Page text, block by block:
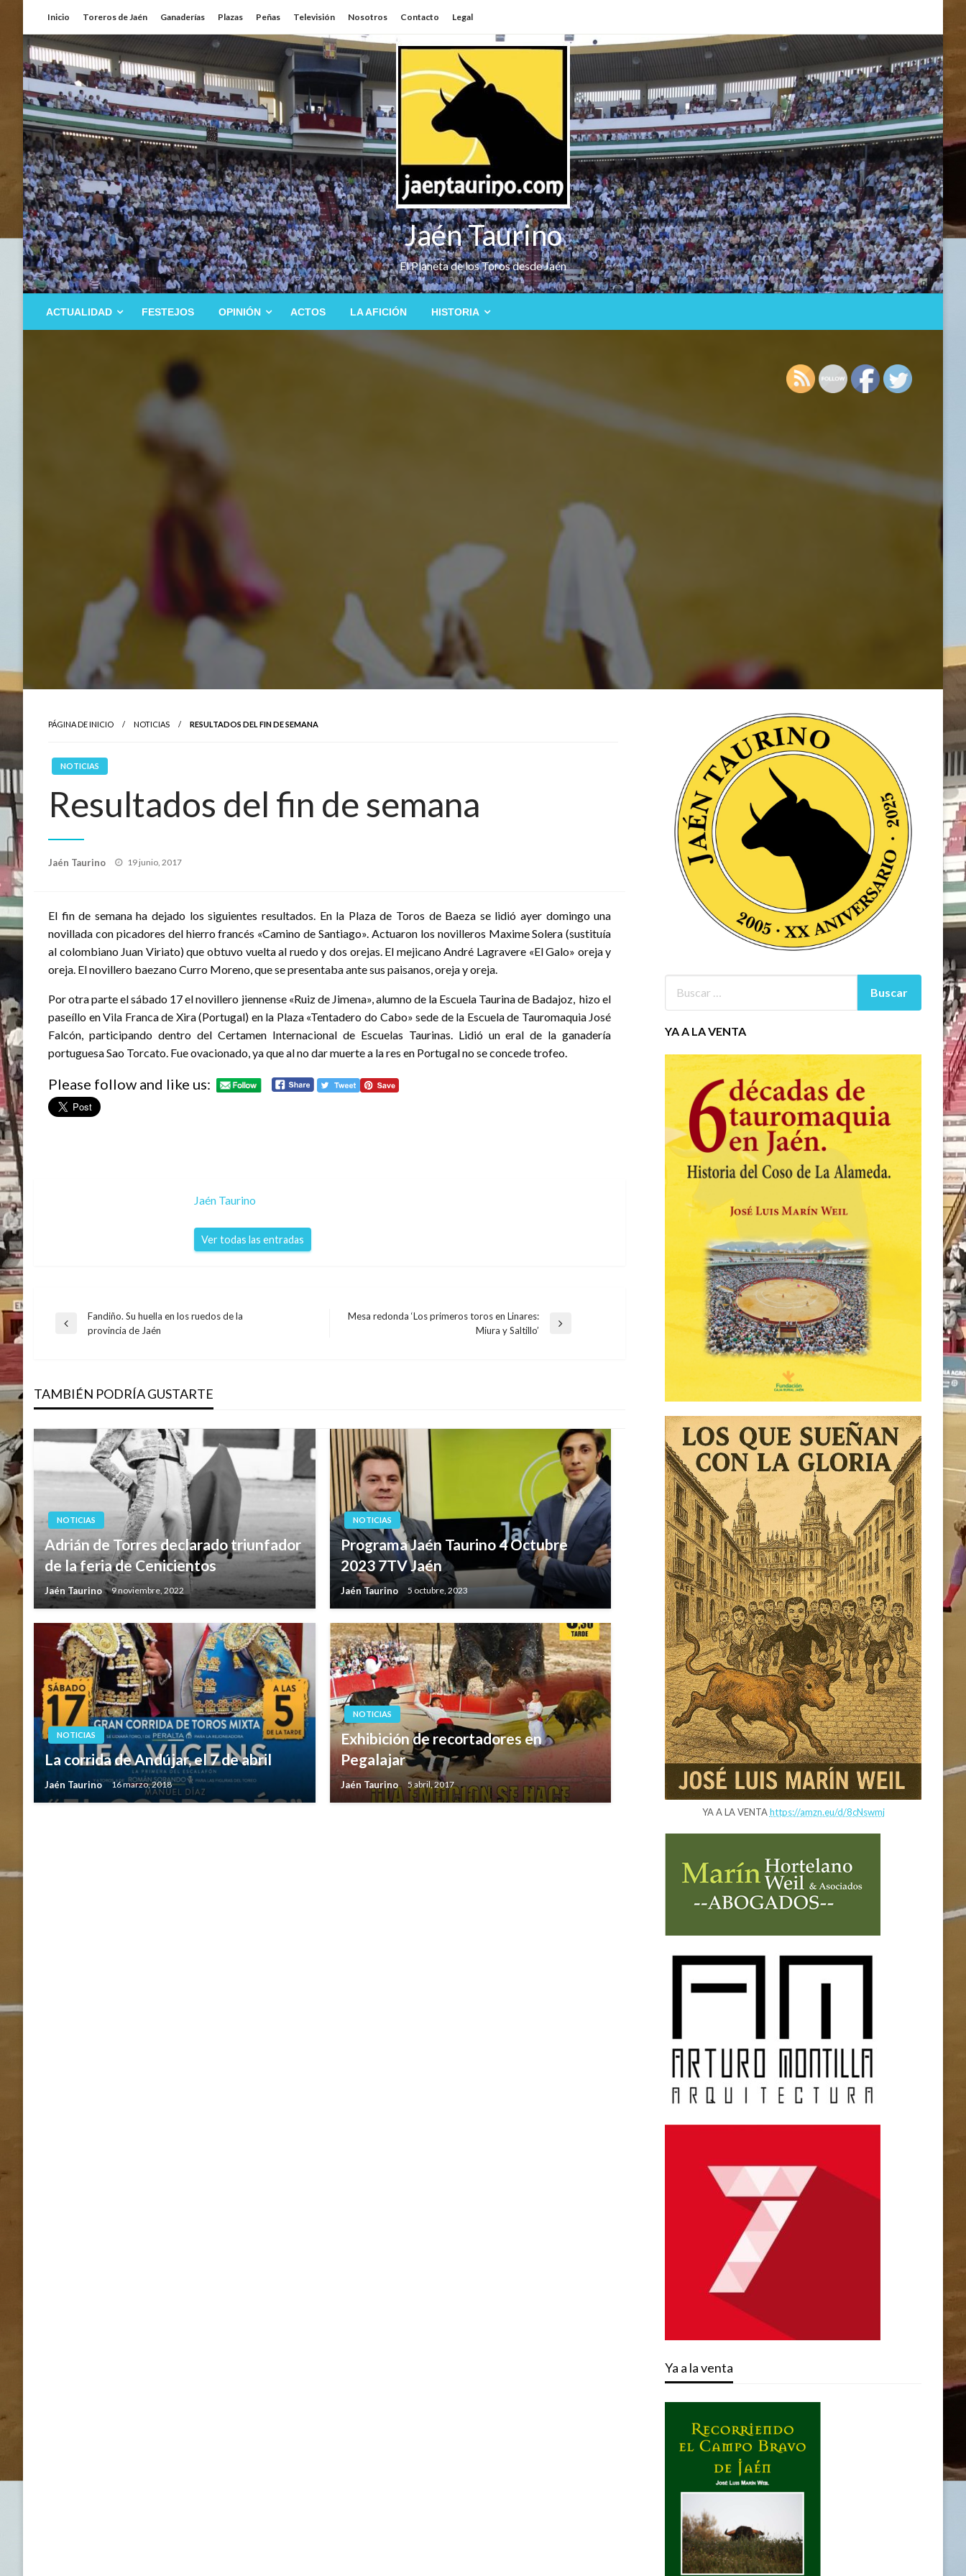
contenido
Inicio Toreros de Jaén Ganaderías Plazas Peñas Televisión Nosotros Contacto Legal
Jaén Taurino
El Planeta de los Toros desde Jaén
ACTUALIDAD FESTEJOS OPINIÓN ACTOS LA AFICIÓN HISTORIA
PÁGINA DE INICIO NOTICIAS RESULTADOS DEL FIN DE SEMANA
NOTICIAS
Resultados del fin de semana
Jaén Taurino
Publicado
19 junio, 2017
El fin de semana ha dejado los siguientes resultados. En la Plaza de Toros de Baeza se lidió ayer domingo una
novillada con picadores del hierro francés «Camino de Santiago». Actuaron los novilleros Maxime Solera (sustituía
al colombiano Juan Viriato) que obtuvo vuelta al ruedo y dos orejas. El mejicano André Lagravere «El Galo» oreja y
oreja. El novillero baezano Curro Moreno, que se presentaba ante sus paisanos, oreja y oreja.
Por otra parte el sábado 17 el novillero jiennense «Ruiz de Jimena», alumno de la Escuela Taurina de Badajoz, hizo el
paseíllo en Vila Franca de Xira (Portugal) en la Plaza «Tentadero do Cabo» sede de la Escuela de Tauromaquia José
Falcón, participando dentro del Certamen Internacional de Escuelas Taurinas. Lidió un eral de la ganadería
portuguesa Sao Torcato. Fue ovacionado, ya que al no dar muerte a la res en Portugal no se concede trofeo.
Please follow and like us:
Jaén Taurino
Ver todas las entradas
Navegación
entradas
Entrada
Fandiño. Su huella en los ruedos de la
provincia de Jaén
Mesa redonda ‘Los primeros toros en Linares:
Miura y Saltillo’
TAMBIÉN PODRÍA GUSTARTE
NOTICIAS
Adrián de Torres declarado triunfador
de la feria de Cenicientos
Jaén Taurino 9 noviembre, 2022
NOTICIAS
Programa Jaén Taurino 4 Octubre
2023 7TV Jaén
Jaén Taurino 5 octubre, 2023
NOTICIAS
La corrida de Andújar, el 7 de abril
Jaén Taurino 16 marzo, 2018
NOTICIAS
Exhibición de recortadores en
Pegalajar
Jaén Taurino 5 abril, 2017
YA A LA VENTA
YA A LA VENTAhttps://amzn.eu/d/8cNswmj
Ya a la venta